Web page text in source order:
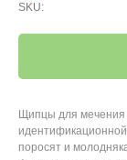
SKU:
Щипцы для
поросят и